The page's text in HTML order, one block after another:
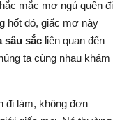
mắc mơ ngủ quên đi
hốt đó, giấc mơ này
sâu sắc liên quan đến
ta cùng nhau khám
đi làm, không đơn